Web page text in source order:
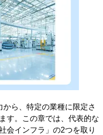
ら、特定の業種に限定さ
す。この章では、代表的な
会インフラ」の2つを取り